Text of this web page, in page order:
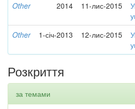
Other 2014 11-лис-2015
Other 1-січ-2013 12-лис-2015
Розкриття
за темами